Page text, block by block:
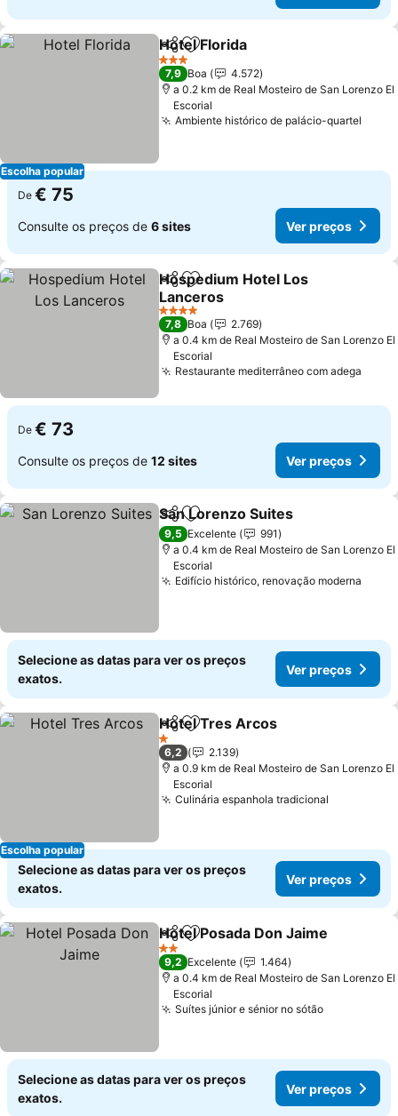
Escolha popular
PartilharAdicionar aos favoritos
Hotel Florida
3 Estrelas
7,9 Boa
4.572
a 0.2 km de Real Mosteiro de San Lorenzo El
Escorial
Ambiente histórico de palácio-quartel
De € 75
Consulte os preços de 6 sites Ver preços
PartilharAdicionar aos favoritos
Hospedium Hotel Los
Lanceros
Ver preços
4 Estrelas
7,8 Boa
2.769
a 0.4 km de Real Mosteiro de San Lorenzo El
Escorial
Restaurante mediterrâneo com adega
De € 73
Consulte os preços de 12 sites Ver preços
PartilharAdicionar aos favoritos
San Lorenzo Suites
9,5 Excelente
991
a 0.4 km de Real Mosteiro de San Lorenzo El
Escorial
Edifício histórico, renovação moderna
Selecione as datas para ver os preços
exatos.
Ver preços
Escolha popular
PartilharAdicionar aos favoritos
Hotel Tres Arcos
1 Estrelas
6,2
2.139
a 0.9 km de Real Mosteiro de San Lorenzo El
Escorial
Culinária espanhola tradicional
Selecione as datas para ver os preços
exatos.
Ver preços
PartilharAdicionar aos favoritos
Hotel Posada Don Jaime
2 Estrelas
9,2 Excelente
1.464
a 0.4 km de Real Mosteiro de San Lorenzo El
Escorial
Suítes júnior e sénior no sótãoVer preços
Selecione as datas para ver os preços
exatos.
Ver preços